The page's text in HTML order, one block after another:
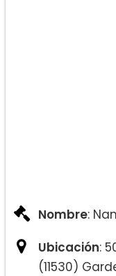
Nombre:
Ubicación:
(11530)